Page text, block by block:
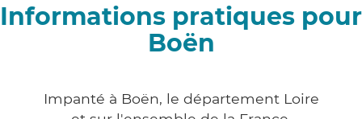
Informations pratiques pour
Boën
Impanté à Boën, le département Loire